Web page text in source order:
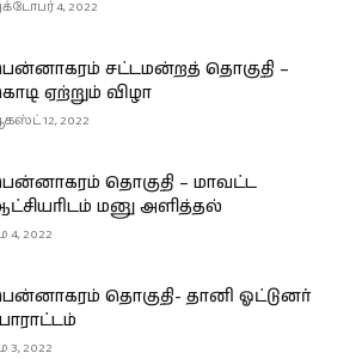
4, 2022
சட்டமன்றத் தொகுதி –
ஏற்றும் விழா
12, 2022
தொகுதி – மாவட்ட
மனு அளித்தல்
4, 2022
தொகுதி- தானி ஓட்டுனர்
3, 2022